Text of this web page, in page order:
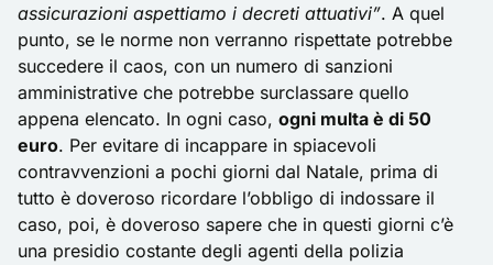
assicurazioni aspettiamo i decreti attuativi”. A quel
punto, se le norme non verranno rispettate potrebbe
succedere il caos, con un numero di sanzioni
amministrative che potrebbe surclassare quello
appena elencato. In ogni caso, ogni multa è di 50
euro. Per evitare di incappare in spiacevoli
contravvenzioni a pochi giorni dal Natale, prima di
tutto è doveroso ricordare l’obbligo di indossare il
caso, poi, è doveroso sapere che in questi giorni c’è
una presidio costante degli agenti della polizia